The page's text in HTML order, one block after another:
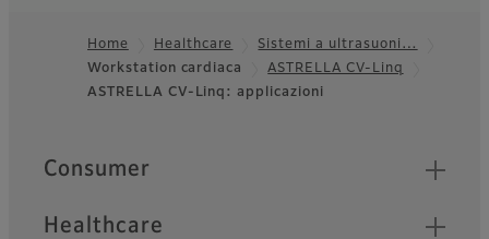
Footer
Home Healthcare
Sistemi a ultrasuoni…
Workstation cardiaca
ASTRELLA CV-Linq
ASTRELLA CV-Linq: applicazioni
Quick Links
Consumer
Healthcare